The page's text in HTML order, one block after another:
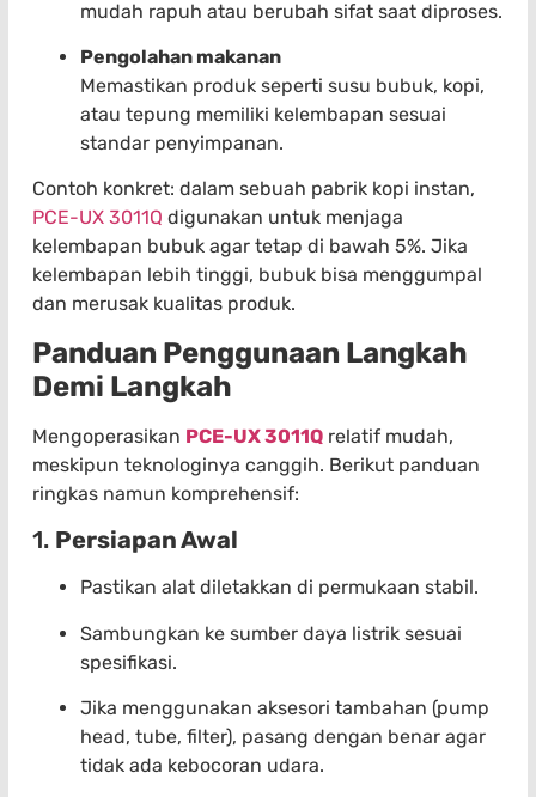
mudah rapuh atau berubah sifat saat diproses.
Pengolahan makanan
Memastikan produk seperti susu bubuk, kopi,
atau tepung memiliki kelembapan sesuai
standar penyimpanan.
Contoh konkret: dalam sebuah pabrik kopi instan,
PCE-UX 3011Q digunakan untuk menjaga
kelembapan bubuk agar tetap di bawah 5%. Jika
kelembapan lebih tinggi, bubuk bisa menggumpal
dan merusak kualitas produk.
Panduan Penggunaan Langkah
Demi Langkah
Mengoperasikan PCE-UX 3011Q relatif mudah,
meskipun teknologinya canggih. Berikut panduan
ringkas namun komprehensif:
1. Persiapan Awal
Pastikan alat diletakkan di permukaan stabil.
Sambungkan ke sumber daya listrik sesuai
spesifikasi.
Jika menggunakan aksesori tambahan (pump
head, tube, filter), pasang dengan benar agar
tidak ada kebocoran udara.